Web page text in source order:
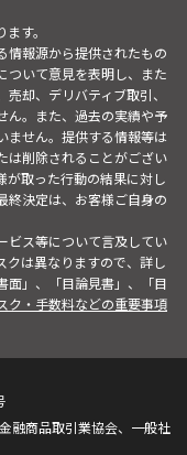
す。
情報源から提供されたもの
ついて意見を表明し、また
却、デリバティブ取引、
ん。また、過去の実績や予
ません。提供する情報等は
は削除されることがござい
が取った行動の結果に対し
終決定は、お客様ご自身の
ビス等について言及してい
クは異なりますので、詳し
面」、「目論見書」、「目
ク・手数料などの重要事項
融商品取引業協会、一般社